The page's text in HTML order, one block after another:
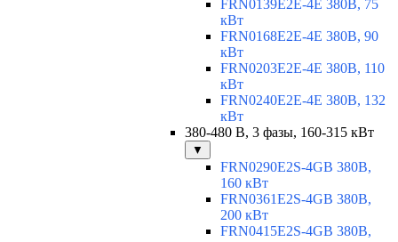
FRN0139E2E-4E 380В, 75
кВт
FRN0168E2E-4E 380В, 90
кВт
FRN0203E2E-4E 380В, 110
кВт
FRN0240E2E-4E 380В, 132
кВт
380-480 В, 3 фазы, 160-315 кВт
▼
FRN0290E2S-4GB 380В,
160 кВт
FRN0361E2S-4GB 380В,
200 кВт
FRN0415E2S-4GB 380В,